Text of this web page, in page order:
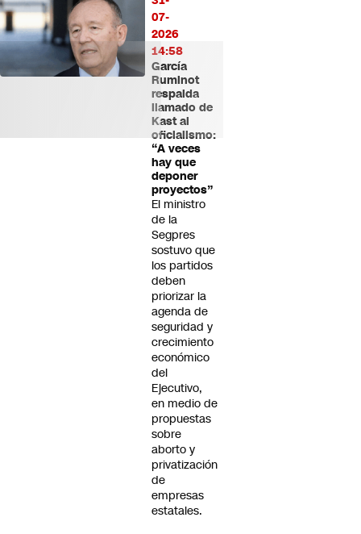
07-
2026
14:58
García
Ruminot
respalda
llamado de
Kast al
oficialismo:
“A veces
hay que
deponer
proyectos”
El ministro
de la
Segpres
sostuvo que
los partidos
deben
priorizar la
agenda de
seguridad y
crecimiento
económico
del
Ejecutivo,
en medio de
propuestas
sobre
aborto y
privatización
de
empresas
estatales.